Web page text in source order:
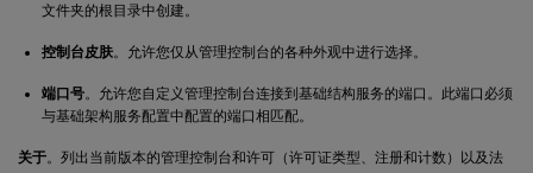
文件夹的根目录中创建。
控制台皮肤。允许您仅从管理控制台的各种外观中进行选择。
端口号。允许您自定义管理控制台连接到基础结构服务的端口。此端口必须
与基础架构服务配置中配置的端口相匹配。
关于。列出当前版本的管理控制台和许可（许可证类型、注册和计数）以及法